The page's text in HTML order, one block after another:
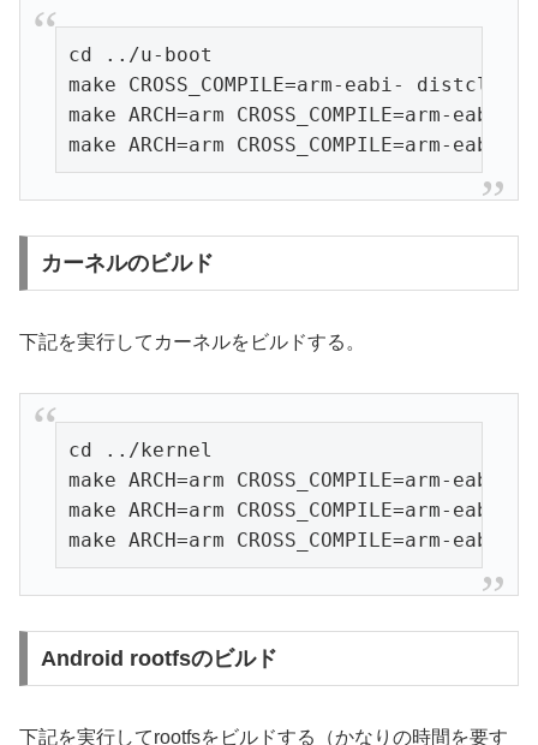
cd ../u-boot
make CROSS_COMPILE=arm-eabi- distclean
make ARCH=arm CROSS_COMPILE=arm-
make ARCH=arm CROSS_COMPILE=arm-eabi-
カーネルのビルド
下記を実行してカーネルをビルドする。
cd ../kernel
make ARCH=arm CROSS_COMPILE=arm-
make ARCH=arm CROSS_COMPILE=arm-
make ARCH=arm CROSS_COMPILE=arm-eabi-
Android rootfsのビルド
下記を実行してrootfsをビルドする（かなりの時間を要す